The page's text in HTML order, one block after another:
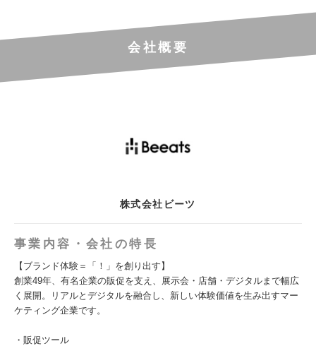
会社概要
株式会社ビーツ
事業内容・会社の特長
【ブランド体験＝「！」を創り出す】
創業49年、有名企業の販促を支え、展示会・店舗・デジタルまで幅広
く展開。リアルとデジタルを融合し、新しい体験価値を生み出すマー
ケティング企業です。
・販促ツール